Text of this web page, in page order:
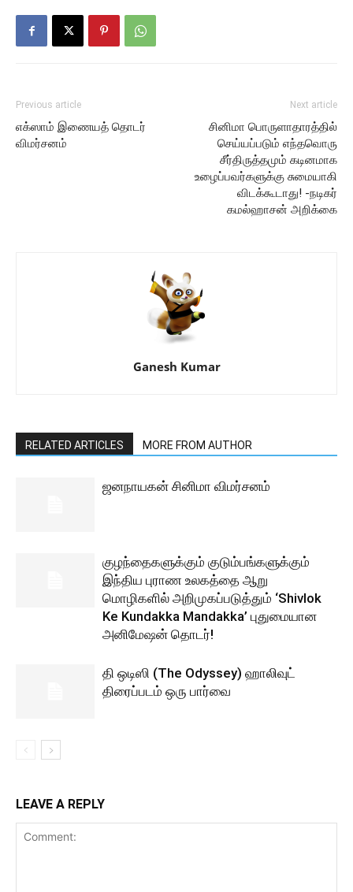
Previous article
எக்ஸாம் இணையத் தொடர்
விமர்சனம்
Next article
சினிமா பொருளாதாரத்தில்
செய்யப்படும் எந்தவொரு
சீர்திருத்தமும் கடினமாக
உழைப்பவர்களுக்கு சுமையாகி
விடக்கூடாது! -நடிகர்
கமல்ஹாசன் அறிக்கை
Ganesh Kumar
RELATED ARTICLES MORE FROM AUTHOR
ஜனநாயகன் சினிமா விமர்சனம்
குழந்தைகளுக்கும் குடும்பங்களுக்கும்
இந்திய புராண உலகத்தை ஆறு
மொழிகளில் அறிமுகப்படுத்தும் ‘Shivlok
Ke Kundakka Mandakka’ புதுமையான
அனிமேஷன் தொடர்!
தி ஒடிஸி (The Odyssey) ஹாலிவுட்
திரைப்படம் ஒரு பார்வை
LEAVE A REPLY